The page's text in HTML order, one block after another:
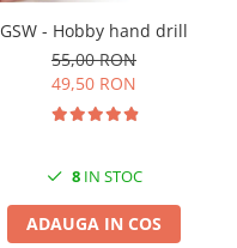
GSW - Hobby hand drill
55,00 RON
49,50 RON
8IN STOC
ADAUGA IN COS